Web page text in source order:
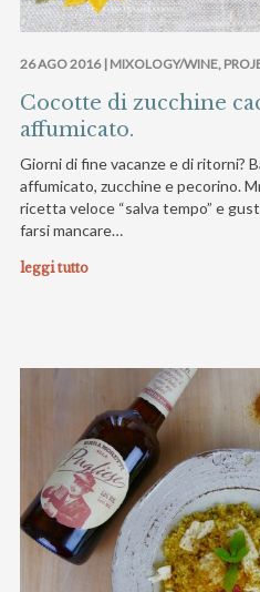
26 AGO 2016 | MIXOLOGY/WINE,
Cocotte di zucchine
affumicato.
Giorni di fine vacanze e di ritorni?
affumicato, zucchine e pecorino.
ricetta veloce “salva tempo” e
farsi mancare…
leggi tutto